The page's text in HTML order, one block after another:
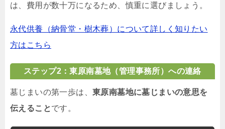
は、費用が数十万になるため、慎重に選びましょう。
永代供養（納骨堂・樹木葬）について詳しく知りたい
方はこちら
ステップ2：東原南墓地（管理事務所）への連絡
墓じまいの第一歩は、 東原南墓地に墓じまいの意思を
伝えることです。